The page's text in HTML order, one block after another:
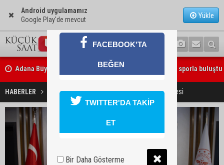
Android uygulamamız
Google Play'de mevcut
Yükle
Adana Büyükşehir Yaz Spor Okulları’nda 30 bin çocuk sporla buluştu
bırakıldı
HABERLER SİYASET Halil Nacar’dan teşekkür belgesi
FACEBOOK'TA
BEĞEN
TWITTER'DA TAKİP
ET
Bir Daha Gösterme